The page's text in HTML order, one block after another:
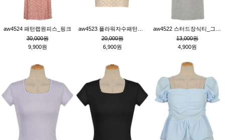
aw4524 패턴랩원피스_핑크
30,000원
9,900원
20,000원
6,900원
13,000원
4,900원